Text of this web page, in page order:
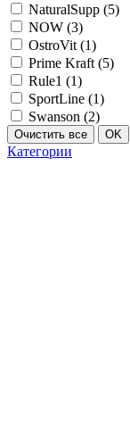
NaturalSupp (5)
NOW (3)
OstroVit (1)
Prime Kraft (5)
Rule1 (1)
SportLine (1)
Swanson (2)
Категории